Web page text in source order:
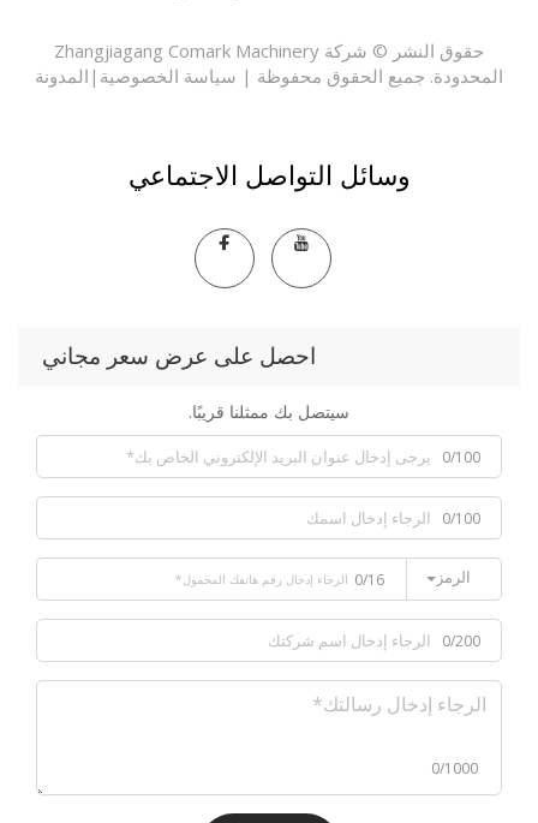
حقوق النشر © شركة Zhangjiagang Comark Machinery
جميع الحقوق محفوظة |سياسة الخصوصية|المدونة
وسائل التواصل الاجتماعي
احصل على عرض سعر مجاني
سيتصل بك ممثلنا قريبًا.
0/16